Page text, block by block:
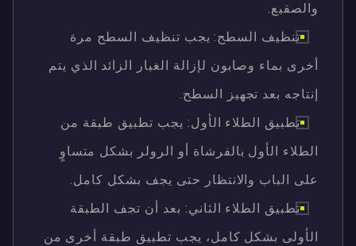
والصقيع.
تنظيف السطح: يجب تنظيف السطح مرة
أخرى بماء وصابون لإزالة الغبار الزائد الذي يتم
إنتاجه بعد تجهيز السطح.
تطبيق الطلاء الأول: يجب تطبيق طبقة من
الطلاء الأول بالفرشاة أو الرولر بشكل متساوٍ
على الباب والانتظار حتى يجف بشكل كامل.
تطبيق الطلاء الثاني: بعد أن تجف الطبقة
الأولى بشكل كامل، يجب تطبيق طبقة أخرى من